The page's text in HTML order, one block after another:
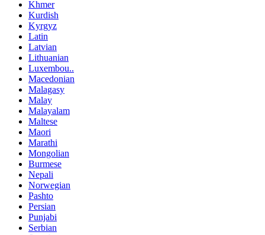
Khmer
Kurdish
Kyrgyz
Latin
Latvian
Lithuanian
Luxembou..
Macedonian
Malagasy
Malay
Malayalam
Maltese
Maori
Marathi
Mongolian
Burmese
Nepali
Norwegian
Pashto
Persian
Punjabi
Serbian